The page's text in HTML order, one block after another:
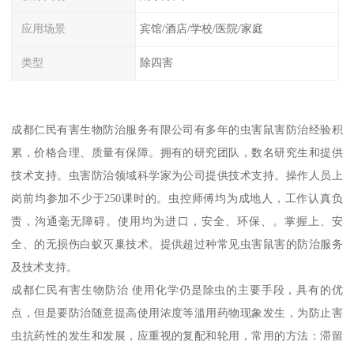
应用场景 宾馆/酒店/学校/医院/家庭
类型 除四害
成都仁民有害生物防治服务有限公司有多年的虫害鼠害防治经验积
累，价格合理、质量有保障。拥有的研究团队，数名研究生和提供
技术支持。虫害防治领域科学家为公司提供技术支持。操作人员上
岗前均参加不少于250课时的。虫控师傅均为成地人，工作认真负
责，沟通毫无障碍。使用均为进口，安全、环保、。掌握上、安
全、的无损伤白蚁灭巢技术。提供超过种常见虫害鼠害的防治服务
及技术支持。
成都仁民有害生物防治 使用化学仍是除虫的主要手段，具有的优
点，但是要防治随意提高使用浓度等滥用药物现象发生，为防止害
虫抗药性的发生和发展，应重视的复配和轮用，常用的方法：滞留